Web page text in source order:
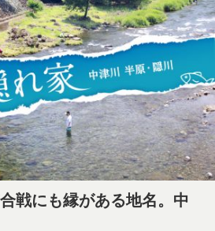
戦にも縁がある地名。中